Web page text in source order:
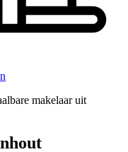
makelaar uit